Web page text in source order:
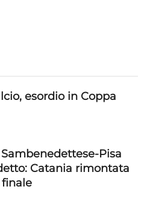
esordio in Coppa
Pisa
Catania rimontata
finale